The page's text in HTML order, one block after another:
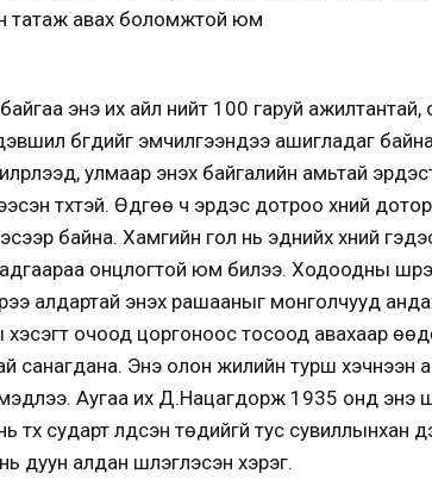
татаж авах боломжтой юм
энэ их айл нийт 100 гаруй ажилтантай,
бүгдийг эмчилгээндээ ашигладаг
улмаар энэхүү байгалийн амьтай
түүхтэй. Өдгөө ч эрдэс дотроо хүний
байна. Хамгийн гол нь эднийх хүний
онцлогтой юм билээ. Ходоодны
алдартай энэхүү рашааныг монголчууд
очоод цоргоноос тосоод авахаар
санагдана. Энэ олон жилийн турш хэчнээн
Аугаа их Д.Нацагдорж 1935 онд энэ
сударт үлдсэн төдийгүй тус сувиллынхан
дуун алдан шүлэглэсэн хэрэг.